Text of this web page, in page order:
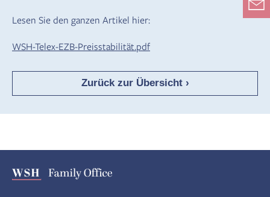
Lesen Sie den ganzen Artikel hier:
WSH-Telex-EZB-Preisstabilität.pdf
Zurück zur Übersicht ›